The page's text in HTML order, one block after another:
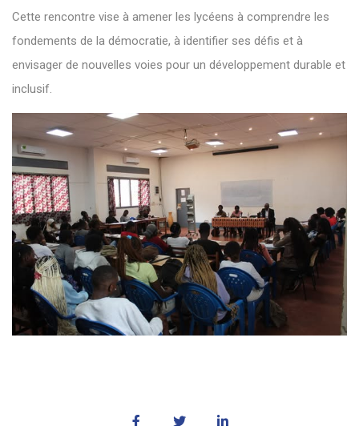
Cette rencontre vise à amener les lycéens à comprendre les
fondements de la démocratie, à identifier ses défis et à
envisager de nouvelles voies pour un développement durable et
inclusif.